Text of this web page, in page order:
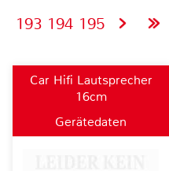
193 194 195
Car Hifi Lautsprecher
16cm
Gerätedaten